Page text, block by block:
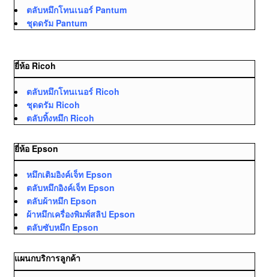
ตลับหมึกโทนเนอร์ Pantum
ชุดดรัม Pantum
ยี่ห้อ Ricoh
ตลับหมึกโทนเนอร์ Ricoh
ชุดดรัม Ricoh
ตลับทิ้งหมึก Ricoh
ยี่ห้อ Epson
หมึกเติมอิงค์เจ็ท Epson
ตลับหมึกอิงค์เจ็ท Epson
ตลับผ้าหมึก Epson
ผ้าหมึกเครื่องพิมพ์สลิป Epson
ตลับซับหมึก Epson
แผนกบริการลูกค้า